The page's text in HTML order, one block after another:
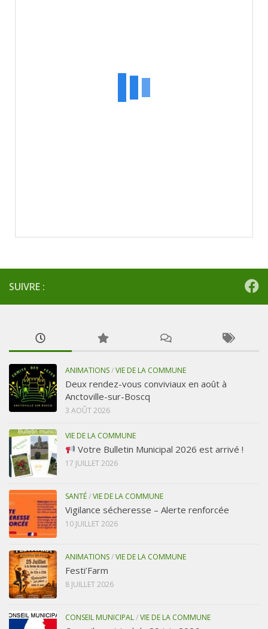
SUIVRE :
ANIMATIONS/VIE DE LA COMMUNE
Deux rendez-vous conviviaux en août à
Anctoville-sur-Boscq
3 AOÛT 2026
VIE DE LA COMMUNE
Votre Bulletin Municipal 2026 est arrivé !
17 JUILLET 2026
SANTÉ/VIE DE LA COMMUNE
Vigilance sécheresse – Alerte renforcée
10 JUILLET 2026
ANIMATIONS/VIE DE LA COMMUNE
Festi’Farm
8 JUILLET 2026
CONSEIL MUNICIPAL/VIE DE LA COMMUNE